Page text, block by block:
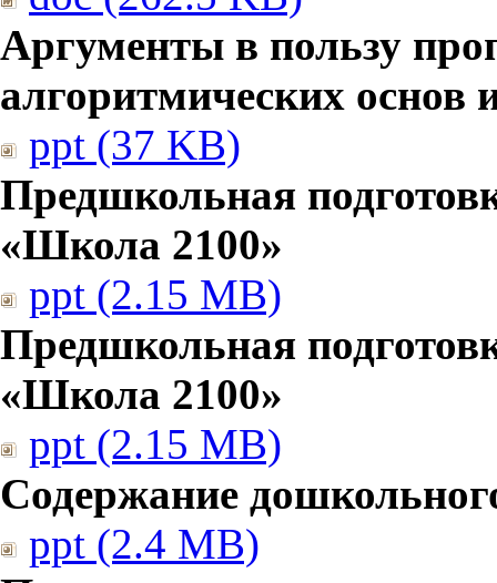
Аргументы в пользу
алгоритмических основ
ppt (37 KB)
Предшкольная
«Школа 2100»
ppt (2.15 MB)
Предшкольная
«Школа 2100»
ppt (2.15 MB)
Содержание
ppt (2.4 MB)